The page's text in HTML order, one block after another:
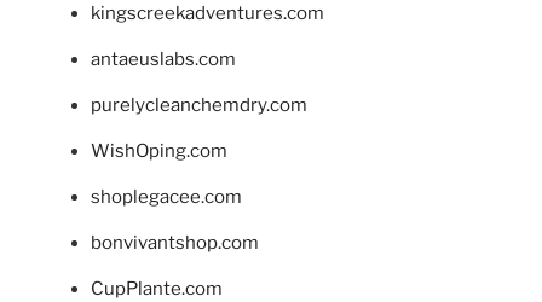
kingscreekadventures.com
antaeuslabs.com
purelycleanchemdry.com
WishOping.com
shoplegacee.com
bonvivantshop.com
CupPlante.com